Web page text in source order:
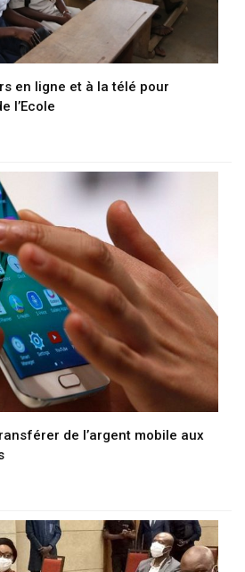
en ligne et à la télé pour
l’Ecole
de l’argent mobile aux